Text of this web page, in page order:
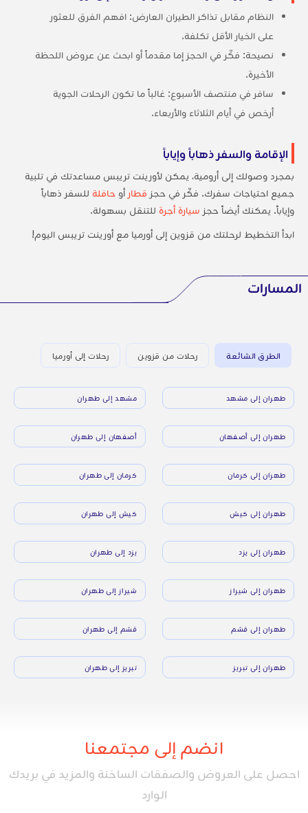
النظام مقابل تذاكر الطيران العارض: افهم الفرق للعثور
على الخيار الأقل تكلفة.
نصيحة: فكّر في الحجز إما مقدماً أو ابحث عن عروض اللحظة
الأخيرة.
سافر في منتصف الأسبوع: غالباً ما تكون الرحلات الجوية
أرخص في أيام الثلاثاء والأربعاء.
الإقامة والسفر ذهاباً وإياباً
بمجرد وصولك إلى أرومية، يمكن لأورينت تريبس مساعدتك في تلبية
جميع احتياجات سفرك. فكّر في حجز قطار أو حافلة للسفر ذهاباً
وإياباً. يمكنك أيضاً حجز سيارة أجرة للتنقل بسهولة.
ابدأ التخطيط لرحلتك من قزوين إلى أورميا مع أورينت تريبس اليوم!
المسارات
الطرق الشائعة رحلات من قزوين رحلات إلى أورميا
طهران إلى مشهد مشهد إلى طهران
طهران إلى أصفهان أصفهان إلى طهران
طهران إلى كرمان كرمان إلى طهران
طهران إلى كيش كيش إلى طهران
طهران إلى يزد يزد إلى طهران
طهران إلى شيراز شيراز إلى طهران
طهران إلى قشم قشم إلى طهران
طهران إلى تبريز تبريز إلى طهران
انضم إلى مجتمعنا
احصل على العروض والصفقات الساخنة والمزيد في بريدك
الوارد